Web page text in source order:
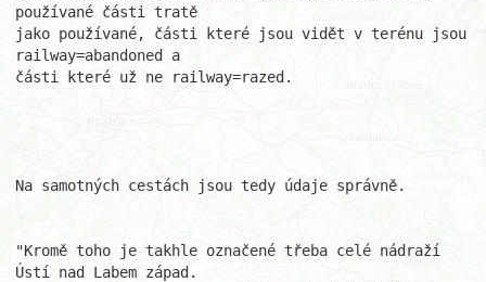
používané části tratě
jako používané, části které jsou vidět v terénu jsou
railway=abandoned a
části které už ne railway=razed.
Na samotných cestách jsou tedy údaje správně.
"Kromě toho je takhle označené třeba celé nádraží
Ústí nad Labem západ.